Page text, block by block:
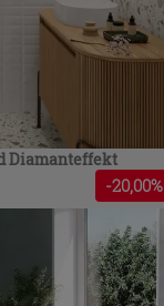
Diamanteffekt
-20,00%